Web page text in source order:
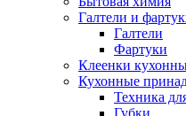
Галтели и
Галтели
Фартуки
Клеенки
Кухонные
Техника
Губки